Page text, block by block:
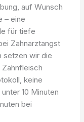
auf Wunsch
– eine
für tiefe
Zahnarztangst
setzen wir die
Zahnfleisch
keine
10 Minuten
bei